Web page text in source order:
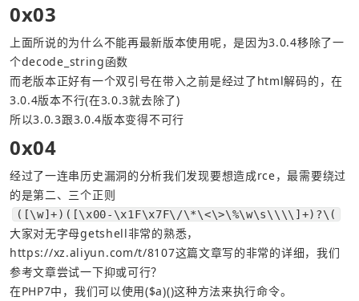
0x03
上面所说的为什么不能再最新版本使用呢，是因为3.0.4移除了一
个decode_string函数
而老版本正好有一个双引号在带入之前是经过了html解码的，在
3.0.4版本不行(在3.0.3就去除了)
所以3.0.3跟3.0.4版本变得不可行
0x04
经过了一连串历史漏洞的分析我们发现要想造成rce，最需要绕过
的是第二、三个正则
([\w]+)([\x00-\x1F\x7F\/\*\<\>\%\w\s\\\\]+)?\(
大家对无字母getshell非常的熟悉，
https://xz.aliyun.com/t/8107这篇文章写的非常的详细，我们
参考文章尝试一下抑或可行？
在PHP7中，我们可以使用($a)()这种方法来执行命令。